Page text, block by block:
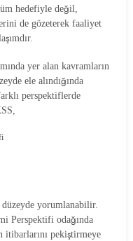
hedefiyle değil,
de gözeterek faaliyet
yer alan kavramların
ele alındığında
perspektiflerde
yorumlanabilir.
Perspektifi odağında
pekiştirmeye